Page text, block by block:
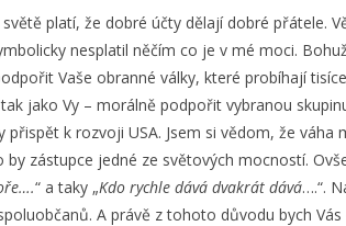
platí, že dobré účty dělají dobré přátele.
nesplatil něčím co je v mé moci.
Vaše obranné války, které probíhají
jako Vy – morálně podpořit vybranou
přispět k rozvoji USA. Jsem si vědom, že
zástupce jedné ze světových mocností.
“ a taky „Kdo rychle dává dvakrát dává….“.
A právě z tohoto důvodu bych